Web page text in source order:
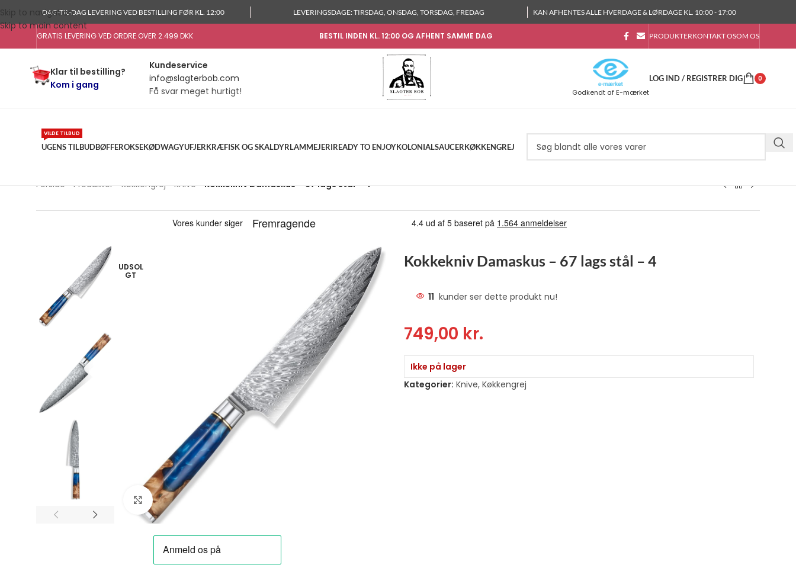
Skip to navigation
Skip to main content
DAG-TIL-DAG LEVERING VED BESTILLING FØR KL. 12:00 LEVERINGSDAGE: TIRSDAG, ONSDAG, TORSDAG, FREDAG KAN AFHENTES ALLE HVERDAGE & LØRDAGE KL. 10:00 - 17:00
GRATIS LEVERING VED ORDRE OVER 2.499 DKK BESTIL INDEN KL. 12:00 OG AFHENT SAMME DAG PRODUKTERKONTAKT OSOM OS
Klar til bestilling?
Kom i gang
Kundeservice
info@slagterbob.com
Få svar meget hurtigt!
Godkendt af E-mærket
LOG IND / REGISTRER DIG 0
UGENS TILBUD
VILDE TILBUD
BØFFEROKSEKØDWAGYUFJERKRÆFISK OG SKALDYRLAMMEJERIREADY TO ENJOYKOLONIALSAUCERKØKKENGREJ
Forside Produkter Køkkengrej Knive Kokkekniv Damaskus – 67 lags stål – 4
UDSOL
GT
Klik for at forstørre
Kokkekniv Damaskus – 67 lags stål – 4
11 kunder ser dette produkt nu!
749,00 kr.
Ikke på lager
Kategorier: Knive, Køkkengrej